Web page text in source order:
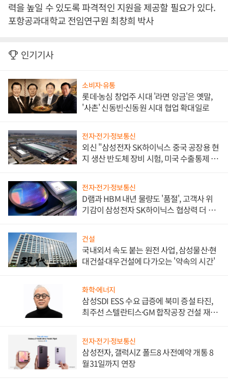
력을 높일 수 있도록 파격적인 지원을 제공할 필요가 있다.
포항공과대학교 전임연구원 최창희 박사
인기기사
소비자·유통
롯데·농심 창업주 시대 '라면 앙금'은 옛말,
'사촌' 신동빈·신동원 시대 협업 확대일로
전자·전기·정보통신
외신 "삼성전자 SK하이닉스 중국 공장용 현
지 생산 반도체 장비 시험, 미국 수출통제 대
전자·전기·정보통신
D램과 HBM 내년 물량도 '품절', 고객사 위
기감이 삼성전자 SK하이닉스 협상력 더 키
건설
국내외서 속도 붙는 원전 사업, 삼성물산·현
대건설·대우건설에 다가오는 '약속의 시간'
화학·에너지
삼성SDI ESS 수요 급증에 북미 증설 타진,
최주선 스텔란티스·GM 합작공장 건설 재추
전자·전기·정보통신
삼성전자, 갤럭시Z 폴드8 사전예약 개통 8
월31일까지 연장